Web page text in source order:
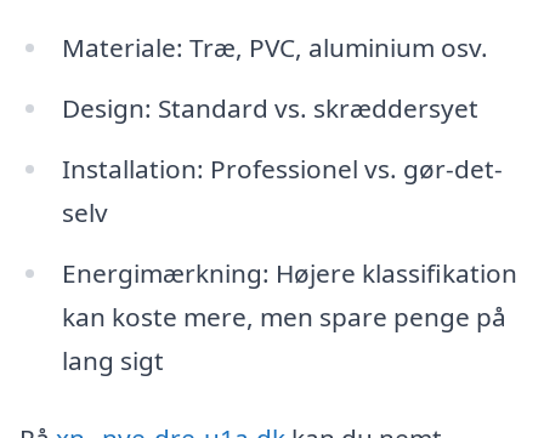
Materiale: Træ, PVC, aluminium osv.
Design: Standard vs. skræddersyet
Installation: Professionel vs. gør-det-
selv
Energimærkning: Højere klassifikation
kan koste mere, men spare penge på
lang sigt